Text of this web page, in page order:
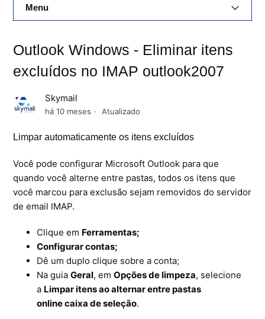
Menu
Painel De Controle
Backup
Skybox
Citrix XenServer Agent
Microsoft 365
Ferramentas
Segurança
Outlook Windows - Eliminar itens
excluídos no IMAP outlook2007
Skymail
há 10 meses Atualizado
Limpar automaticamente os itens excluídos
Você pode configurar Microsoft Outlook para que
quando você alterne entre pastas, todos os itens que
você marcou para exclusão sejam removidos do servidor
de email IMAP.
Clique em Ferramentas;
Configurar contas;
Dê um duplo clique sobre a conta;
Na guiaGeral, emOpções de limpeza, selecione
a Limpar itens ao alternar entre pastas
online caixa de seleção.